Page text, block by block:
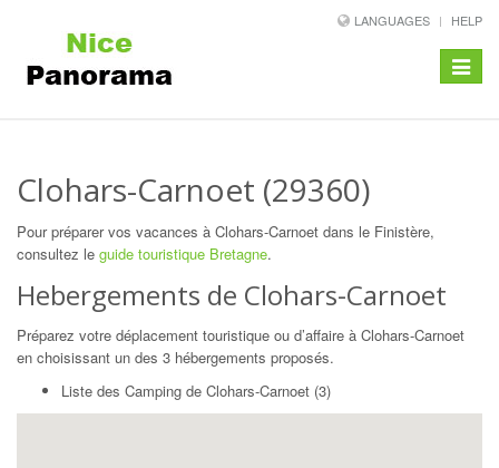
LANGUAGES HELP
Toggle
Clohars-Carnoet (29360)
Pour préparer vos vacances à Clohars-Carnoet dans le Finistère,
consultez le guide touristique Bretagne.
Hebergements de Clohars-Carnoet
Préparez votre déplacement touristique ou d’affaire à Clohars-Carnoet
en choisissant un des 3 hébergements proposés.
Liste des Camping de Clohars-Carnoet (3)